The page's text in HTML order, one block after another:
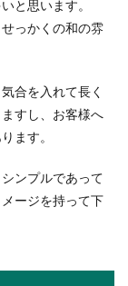
つ見てもきれいで
ても、なかなか同
について。特
な種類がありま
と思います。
っかくの和の雰
合を入れて長く
すし、お客様へ
ます。
ンプルであって
ージを持って下